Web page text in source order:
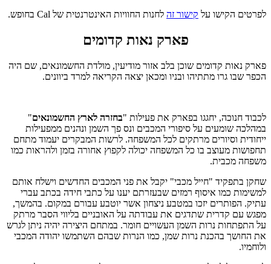
לפרטים הקישו על קישור זה לחנות החוויות האינטרנטית של Cal בחופש.
פארק נאות קדומים
פארק נאות קדומים שוכן בלב אזור מודיעין, מולדת החשמונאים, שם היה
הכפר שבו גרו מתתיהו ובניו ומכאן יצאה הקריאה למרד ביוונים.
לכבוד חנוכה, יחגגו בפארק את פעילות "בחזרה לארץ החשמונאים"
במהלכה שומעים על סיפורי המכבים ונס פך השמן ונהנים ממפעילות
ייחודית וסיורים מרתקים לכל המשפחה. לרשות המבקרים יעמוד מתחם
תחפושות מעוצב בו כל המשפחה יכולה לקפוץ אחורה בזמן ולהראות כמו
משפחה מכבית.
שחקן בתפקיד "חייל מכבי" יקבל את פני המכבים החדשים וישלח אותם
למשימות כמו איסוף רמזים שבעזרתם יענו על כתבי חידה בכתב עברי
עתיק. הפותרים יזכו במטבע ניצחון אשר יוטבע עבורם במקום. בהמשך,
מפגש עם קדרית שתדגים את עבודתה על האובניים בליווי הסבר מרתק
על התפתחות נרות השמן העשויים חומר. במתחם היצירה יהיה ניתן לגרש
את החושך בהכנת נרות שמן, כמו הנרות שבהם השתמשו יהודה המכבי
ולוחמיו.